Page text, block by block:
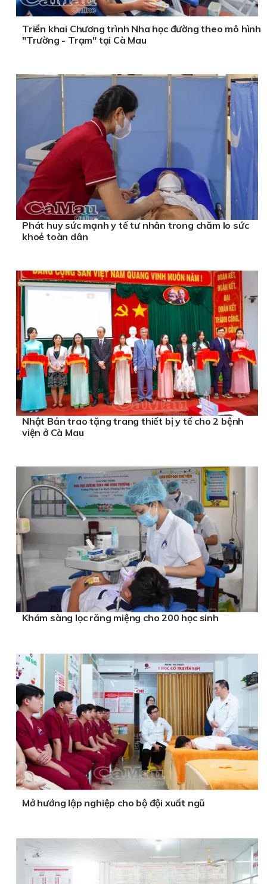
Triển khai Chương trình Nha học đường theo mô hình
"Trường - Trạm" tại Cà Mau
Phát huy sức mạnh y tế tư nhân trong chăm lo sức
khoẻ toàn dân
Nhật Bản trao tặng trang thiết bị y tế cho 2 bệnh
viện ở Cà Mau
Khám sàng lọc răng miệng cho 200 học sinh
Mở hướng lập nghiệp cho bộ đội xuất ngũ